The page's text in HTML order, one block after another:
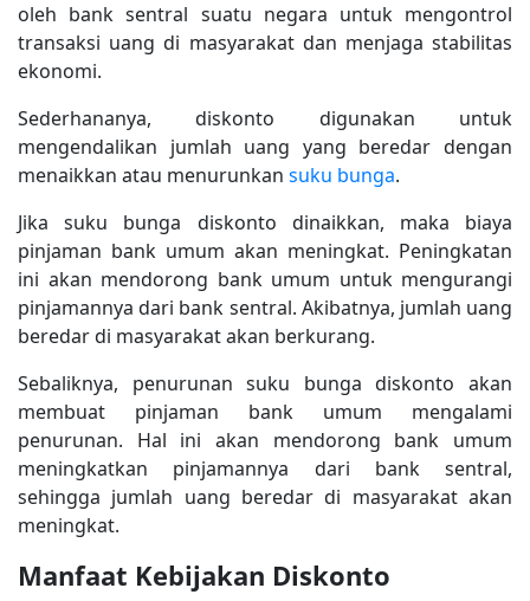
oleh bank sentral suatu negara untuk mengontrol
transaksi uang di masyarakat dan menjaga stabilitas
ekonomi.
Sederhananya, diskonto digunakan untuk
mengendalikan jumlah uang yang beredar dengan
menaikkan atau menurunkan suku bunga.
Jika suku bunga diskonto dinaikkan, maka biaya
pinjaman bank umum akan meningkat. Peningkatan
ini akan mendorong bank umum untuk mengurangi
pinjamannya dari bank sentral. Akibatnya, jumlah uang
beredar di masyarakat akan berkurang.
Sebaliknya, penurunan suku bunga diskonto akan
membuat pinjaman bank umum mengalami
penurunan. Hal ini akan mendorong bank umum
meningkatkan pinjamannya dari bank sentral,
sehingga jumlah uang beredar di masyarakat akan
meningkat.
Manfaat Kebijakan Diskonto